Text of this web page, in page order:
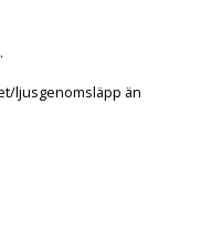
ljusgenomsläpp än